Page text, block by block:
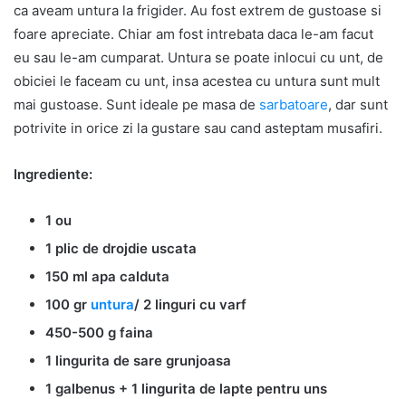
ca aveam untura la frigider. Au fost extrem de gustoase si
foare apreciate. Chiar am fost intrebata daca le-am facut
eu sau le-am cumparat. Untura se poate inlocui cu unt, de
obiciei le faceam cu unt, insa acestea cu untura sunt mult
mai gustoase. Sunt ideale pe masa de sarbatoare, dar sunt
potrivite in orice zi la gustare sau cand asteptam musafiri.
Ingrediente:
1 ou
1 plic de drojdie uscata
150 ml apa calduta
100 gr untura/ 2 linguri cu varf
450-500 g faina
1 lingurita de sare grunjoasa
1 galbenus + 1 lingurita de lapte pentru uns